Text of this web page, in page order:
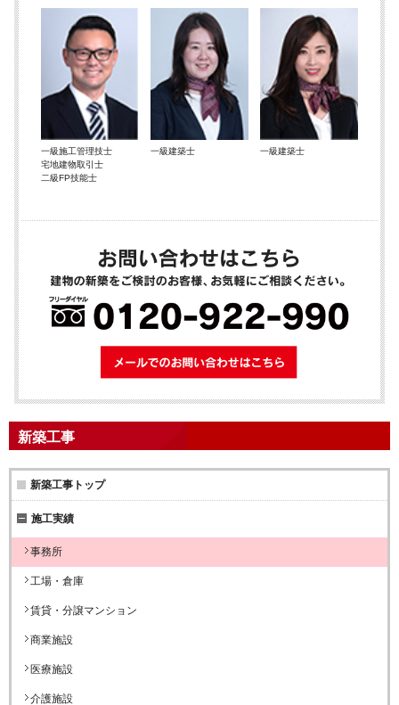
一級施工管理技士
宅地建物取引士
二級FP技能士
一級建築士 一級建築士
メールでのお
新築工事
新築工事トップ
施工実績
事務所
工場・倉庫
賃貸・分譲マンション
商業施設
医療施設
介護施設